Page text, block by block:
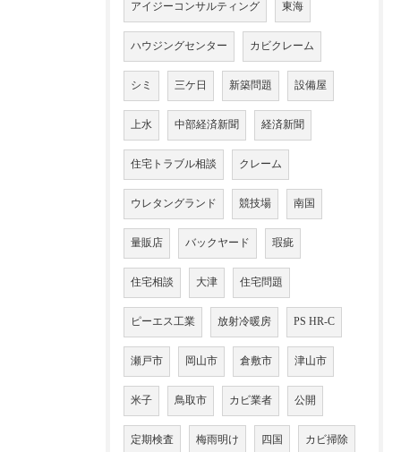
アイジーコンサルティング 東海
ハウジングセンター カビクレーム
シミ 三ケ日 新築問題 設備屋
上水 中部経済新聞 経済新聞
住宅トラブル相談 クレーム
ウレタングランド 競技場 南国
量販店 バックヤード 瑕疵
住宅相談 大津 住宅問題
ピーエス工業 放射冷暖房 PS HR-C
瀬戸市 岡山市 倉敷市 津山市
米子 鳥取市 カビ業者 公開
定期検査 梅雨明け 四国 カビ掃除